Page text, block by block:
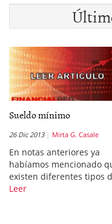
Sueldo mínimo
26 Dic 2013 Mirta G. Casale
En notas anteriores ya
habíamos mencionado
existen diferentes tipos
Leer